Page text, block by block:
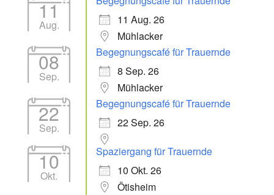
11
Aug.
11 Aug. 26
Mühlacker
08
Sep.
Begegnungscafé für Trauernde
8 Sep. 26
Mühlacker
22
Sep.
Begegnungscafé für Trauernde
22 Sep. 26
10
Okt.
Spaziergang für Trauernde
10 Okt. 26
Ötisheim